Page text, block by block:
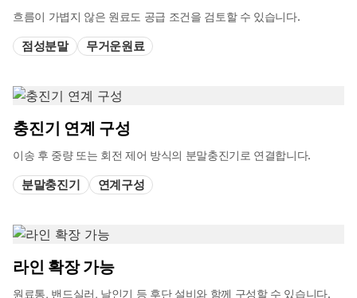
흐름이 가볍지 않은 원료도 공급 조건을 검토할 수 있습니다.
점성분말 무거운원료
충진기 연계 구성
이송 후 중량 또는 회전 제어 방식의 분말충진기로 연결합니다.
분말충진기 연계구성
라인 확장 가능
원료통, 밴드실러, 날인기 등 후단 설비와 함께 구성할 수 있습니다.